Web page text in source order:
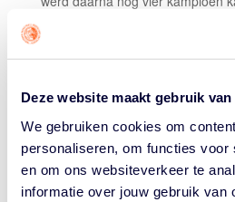
Deze website maakt gebruik
We gebruiken cookies om
personaliseren, om functies voor
en om ons websiteverkeer te
informatie over jouw gebruik van
Nederland, coachte Leiden en
eredivisie en ging vervolgens aan
spelersagent. Speelde 151
HENK KONINGS​ ​(LID VAN
Stond met zijn zwager aan de
eredivisiebasketball in Weert en
het team dat in 1994 de